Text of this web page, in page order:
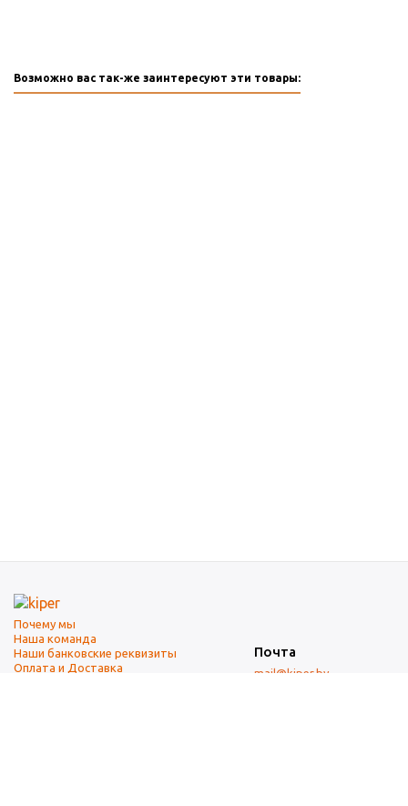
Возможно вас так-же заинтересуют эти товары:
Почему мы
Наша команда
Наши банковские реквизиты
Оплата и Доставка
Почта
mail@kiper.by